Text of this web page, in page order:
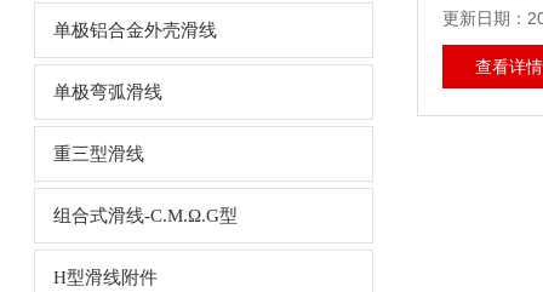
单极铝合金外壳滑线
单极弯弧滑线
重三型滑线
组合式滑线-C.M.Ω.G型
H型滑线附件
更新日期：
查看详情